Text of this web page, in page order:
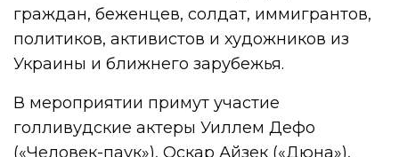
граждан, беженцев, солдат, иммигрантов,
политиков, активистов и художников из
Украины и ближнего зарубежья.
В мероприятии примут участие
голливудские актеры Уиллем Дефо
(«Человек-паук»), Оскар Айзек («Дюна»),